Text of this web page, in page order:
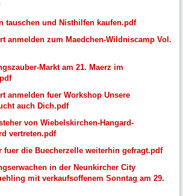
tauschen und Nisthilfen kaufen.pdf
anmelden zum Maedchen-Wildniscamp Vol.
Markt am 21. Maerz im
anmelden fuer Workshop Unsere
auch Dich.pdf
von Wiebelskirchen-Hangard-
vertreten.pdf
fuer die Buecherzelle weiterhin gefragt.pdf
in der Neunkircher City
mit verkaufsoffenem Sonntag am 29.